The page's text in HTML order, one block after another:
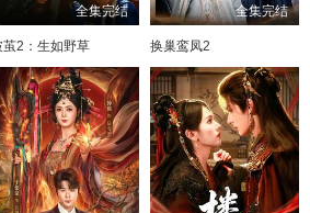
79 80
83 84
87
全集完结
茧2：生如野草
全集完结
换巢鸾凤2